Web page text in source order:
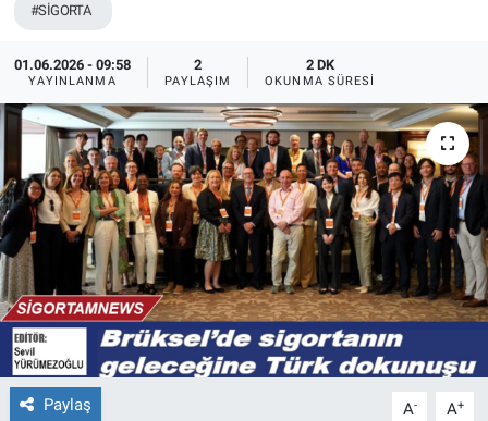
#SİGORTA
01.06.2026 - 09:58
YAYINLANMA
2
PAYLAŞIM
2 DK
OKUNMA SÜRESI
Paylaş A- A+